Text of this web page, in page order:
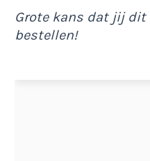
Grote kans dat jij dit
bestellen!